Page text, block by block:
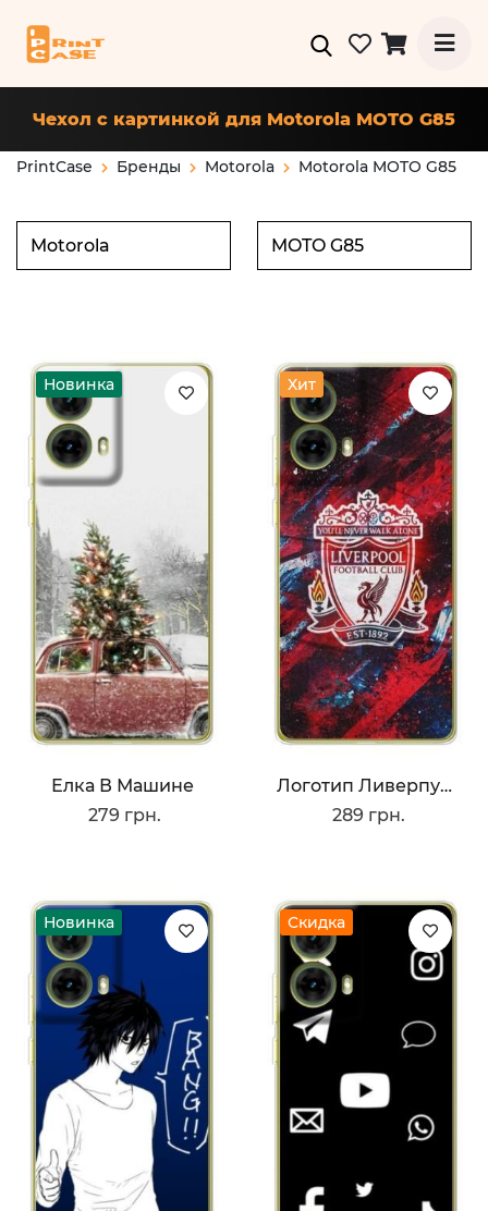
Чехол с картинкой для Motorola MOTO G85
PrintCase Бренды Motorola Motorola MOTO G85
Новинка
Елка В Машине
279 грн.
Хит
Логотип Ливерпуля
289 грн.
Новинка Скидка